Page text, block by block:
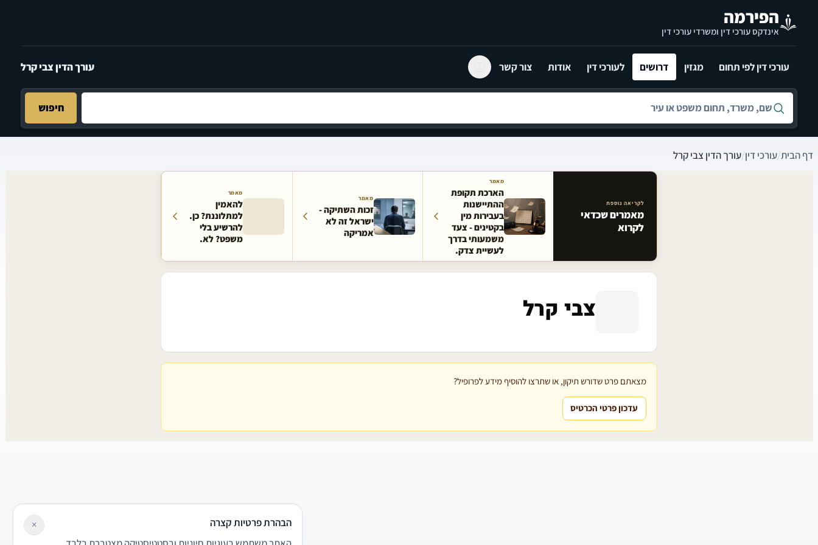
הפירמה
אינדקס עורכי דין ומשרדי עורכי דין
עורכי דין לפי תחום מגזין דרושים לעורכי דין אודות צור קשר עורך הדין צבי קרל
חיפוש לפי שם, משרד, תחום משפט או עיר
חיפוש
דף הבית/עורכי דין/עורך הדין צבי קרל
מאמרים קשורים באתר
לקריאה נוספת
מאמרים שכדאי
לקרוא
מאמר
הארכת תקופת
ההתיישנות
בעבירות מין
בקטינים - צעד
משמעותי בדרך
לעשיית צדק.
מאמר
זכות השתיקה -
ישראל זה לא
אמריקה
מאמר
להאמין
למתלוננת? כן.
להרשיע בלי
משפט? לא.
צבי קרל
מצאתם פרט שדורש תיקון, או שתרצו להוסיף מידע לפרופיל?
עדכון פרטי הכרטיס
הבהרת פרטיות קצרה
×